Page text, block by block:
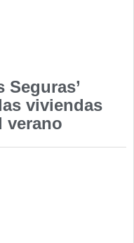
Seguras’
viviendas
verano